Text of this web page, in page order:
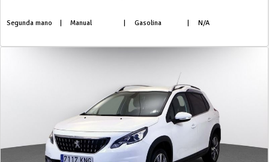
Segunda mano Manual Gasolina N/A